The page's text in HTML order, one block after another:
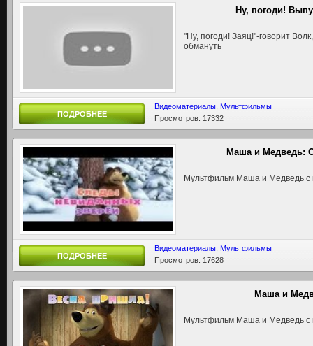
Ну, погоди!
"Ну, погоди! Заяц!"-говорит
обмануть
ПОДРОБНЕЕ
Видеоматериалы Мультфильмы
Просмотров: 17332
Маша и Медведь:
Мультфильм Маша и Медведь
ПОДРОБНЕЕ
Видеоматериалы Мультфильмы
Просмотров: 17628
Маша и
Мультфильм Маша и Медведь